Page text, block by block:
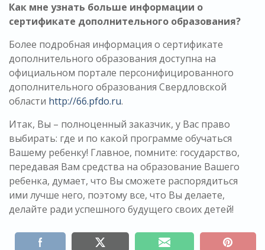
Как мне узнать больше информации о
сертификате дополнительного образования?
Более подробная информация о сертификате
дополнительного образования доступна на
официальном портале персонифицированного
дополнительного образования Свердловской
области http://66.pfdo.ru.
Итак, Вы – полноценный заказчик, у Вас право
выбирать: где и по какой программе обучаться
Вашему ребенку! Главное, помните: государство,
передавая Вам средства на образование Вашего
ребенка, думает, что Вы сможете распорядиться
ими лучше него, поэтому все, что Вы делаете,
делайте ради успешного будущего своих детей!